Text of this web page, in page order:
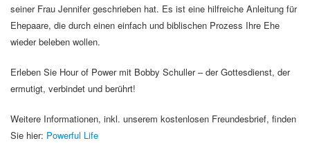
seiner Frau Jennifer geschrieben hat. Es ist eine hilfreiche Anleitung für
Ehepaare, die durch einen einfach und biblischen Prozess Ihre Ehe
wieder beleben wollen.
Erleben Sie Hour of Power mit Bobby Schuller – der Gottesdienst, der
ermutigt, verbindet und berührt!
Weitere Informationen, inkl. unserem kostenlosen Freundesbrief, finden
Sie hier: Powerful Life